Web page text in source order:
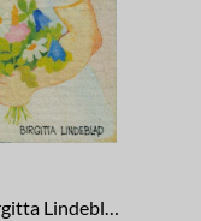
Disktrasa Kålle å Ada Birgitta Lindeblad